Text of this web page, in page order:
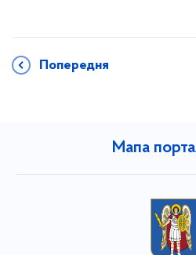
Попередня
Мапа